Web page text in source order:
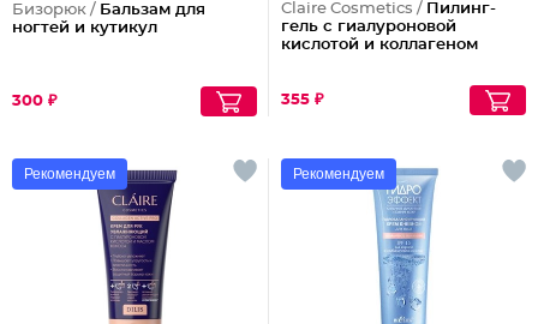
Бизорюк / Бальзам для
ногтей и кутикул
300 ₽
Claire Cosmetics / Пилинг-
гель с гиалуроновой
кислотой и коллагеном
355 ₽
Рекомендуем Рекомендуем